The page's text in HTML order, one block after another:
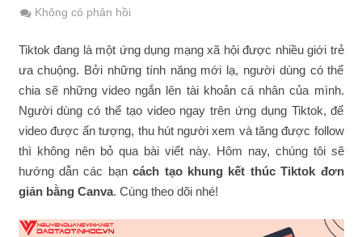
Dịch vụ
Sách
Tài liệu
Video
Blog
Liên hệ
Không có phản hồi
Tiktok đang là một ứng dụng mạng xã hội được nhiều giới trẻ
ưa chuộng. Bởi những tính năng mới lạ, người dùng có thể
chia sẽ những video ngắn lên tài khoản cá nhân của mình.
Người dùng có thể tạo video ngay trên ứng dụng Tiktok, để
video được ấn tượng, thu hút người xem và tăng được follow
thì không nên bỏ qua bài viết này. Hôm nay, chúng tôi sẽ
hướng dẫn các bạncách tạo khung kết thúc Tiktok đơn
giản bằng Canva. Cùng theo dõi nhé!